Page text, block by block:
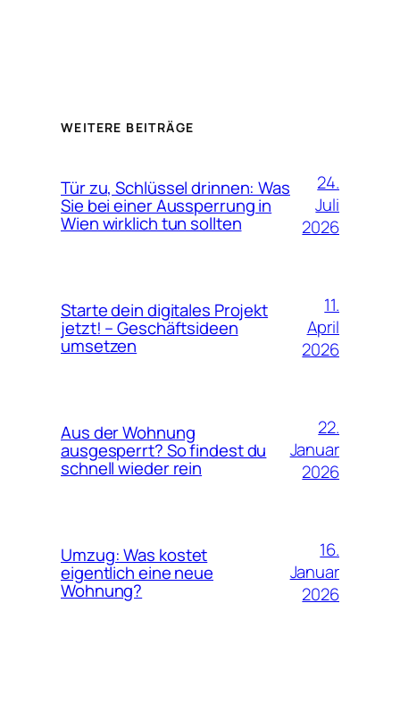
WEITERE BEITRÄGE
Tür zu, Schlüssel drinnen: Was
Sie bei einer Aussperrung in
Wien wirklich tun sollten
24.
Juli
2026
Starte dein digitales Projekt
jetzt! – Geschäftsideen
umsetzen
11.
April
2026
Aus der Wohnung
ausgesperrt? So findest du
schnell wieder rein
22.
Januar
2026
Umzug: Was kostet
eigentlich eine neue
Wohnung?
16.
Januar
2026